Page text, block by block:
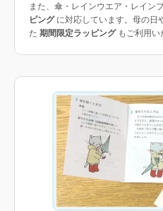
また、傘・レインウエア・レイン
ピングに対応しています。母の日
た 期間限定ラッピングもご利用い